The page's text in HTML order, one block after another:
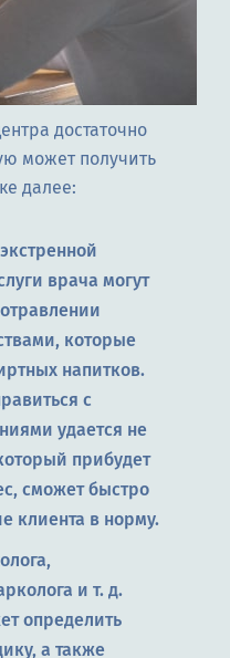
достаточно
может получить
далее:
врача могут
которые
напитков.
с
удается не
прибудет
сможет быстро
клиента в норму.
и т. д.
определить
а также